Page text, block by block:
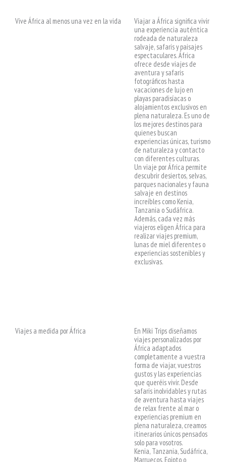
Vive África al menos una vez en la vida
Viajar a África significa vivir
una experiencia auténtica
rodeada de naturaleza
salvaje, safaris y paisajes
espectaculares. África
ofrece desde viajes de
aventura y safaris
fotográficos hasta
vacaciones de lujo en
playas paradisíacas o
alojamientos exclusivos en
plena naturaleza. Es uno de
los mejores destinos para
quienes buscan
experiencias únicas, turismo
de naturaleza y contacto
con diferentes culturas.
Un viaje por África permite
descubrir desiertos, selvas,
parques nacionales y fauna
salvaje en destinos
increíbles como Kenia,
Tanzania o Sudáfrica.
Además, cada vez más
viajeros eligen África para
realizar viajes premium,
lunas de miel diferentes o
experiencias sostenibles y
exclusivas.
Viajes a medida por África
En Miki Trips diseñamos
viajes personalizados por
África adaptados
completamente a vuestra
forma de viajar, vuestros
gustos y las experiencias
que queréis vivir. Desde
safaris inolvidables y rutas
de aventura hasta viajes
de relax frente al mar o
experiencias premium en
plena naturaleza, creamos
itinerarios únicos pensados
solo para vosotros.
Kenia, Tanzania, Sudáfrica,
Marruecos, Egipto o